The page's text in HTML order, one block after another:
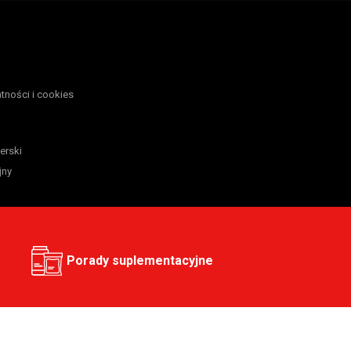
i cookies
Porady suplementacyjne